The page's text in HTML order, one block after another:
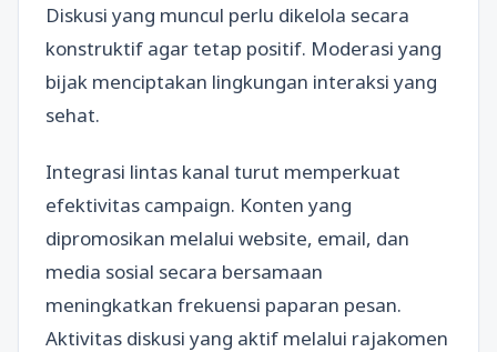
Diskusi yang muncul perlu dikelola secara
konstruktif agar tetap positif. Moderasi yang
bijak menciptakan lingkungan interaksi yang
sehat.
Integrasi lintas kanal turut memperkuat
efektivitas campaign. Konten yang
dipromosikan melalui website, email, dan
media sosial secara bersamaan
meningkatkan frekuensi paparan pesan.
Aktivitas diskusi yang aktif melalui rajakomen